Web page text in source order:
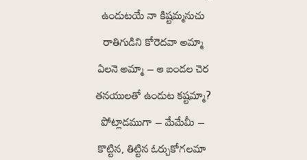
ఉండుటయే నా కిష్టమ్మనుచు
రాతిగుడిని కోరెదవా అమ్మా
ఏలనె అమ్మా – ఆ బండల చెర
తనయులతో ఉండుట కష్టమ్మా?
పోట్లాడముగా – మేమేమీ –
కొట్టిన, తిట్టిన ఓర్చుకోగలమా